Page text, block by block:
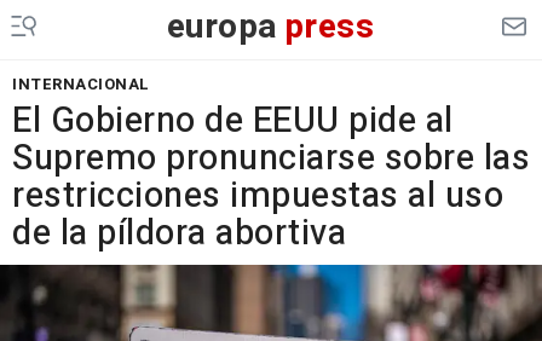
europa press
INTERNACIONAL
El Gobierno de EEUU pide al
Supremo pronunciarse sobre las
restricciones impuestas al uso
de la píldora abortiva